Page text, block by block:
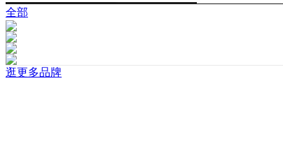
全部
逛更多品牌